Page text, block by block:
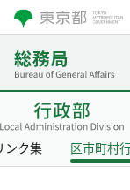
ンク集 区市町村